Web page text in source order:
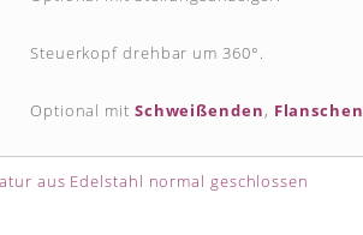
Steuerkopf drehbar um 360°.
Optional mit Schweißenden, Flanschen